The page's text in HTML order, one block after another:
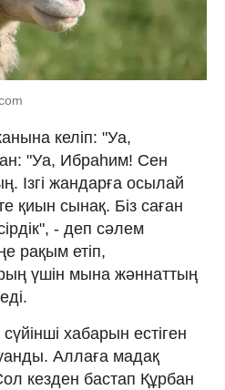
келіп: "Уа,
"Уа, Ибраһим! Сен
Ізгі жандарға осылай
қиын сынақ. Біз саған
- деп сәлем
рақым етіп,
үшін мына жәннаттың
хабарын естіген
Аллаға мадақ
кезден бастап Құрбан